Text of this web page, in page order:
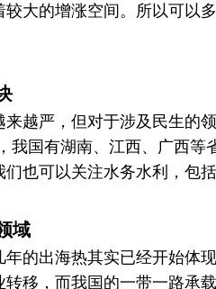
大的增涨空间。所以可以
越严，但对于涉及民生的
我国有湖南、江西、广西等
也可以关注水务水利，包
域
的出海热其实已经开始体
移，而我国的一带一路承